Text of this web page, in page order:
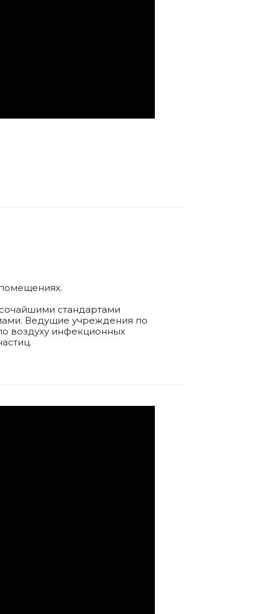
стандартами
Ведущие учреждения по
воздуху инфекционных